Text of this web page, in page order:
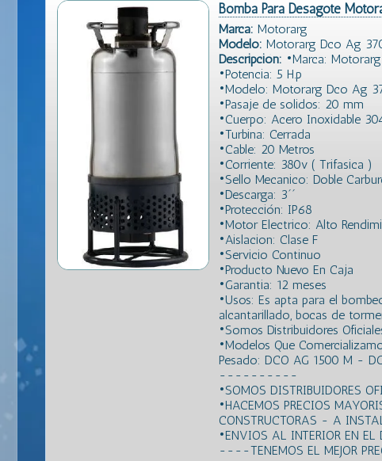
Bomba Para Desagote
Marca: Motorarg
Modelo: Motorarg Dco Ag
Descripción: •Marca: Motorarg
•Potencia: 5 H.p
•Modelo: Motorarg Dco Ag
•Pasaje de solidos: 20 mm
•Cuerpo: Acero Inoxidable
•Turbina: Cerrada
•Cable: 20 Metros
•Corriente: 380v ( Trifasica )
•Sello Mecanico: Doble
•Descarga: 3´´
•Protección: IP68
•Motor Electrico: Alto
•Aislacion: Clase F
•Servicio Continuo
•Producto Nuevo En Caja
•Garantia: 12 meses
•Usos: Es apta para el
alcantarillado, bocas de
•Somos Distribuidores
•Modelos Que
Pesado: DCO AG 1500 M -
----------
•SOMOS DISTRIBUIDORES
•HACEMOS PRECIOS
CONSTRUCTORAS - A
•ENVIOS AL INTERIOR EN EL
----TENEMOS EL MEJOR